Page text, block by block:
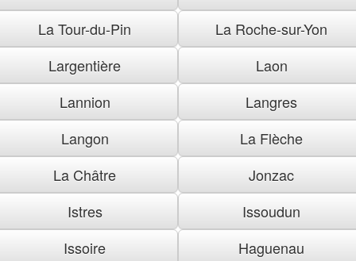
La Tour-du-Pin
La Roche-sur-Yon
Largentière
Laon
Lannion
Langres
Langon
La Flèche
La Châtre
Jonzac
Istres
Issoudun
Issoire
Haguenau